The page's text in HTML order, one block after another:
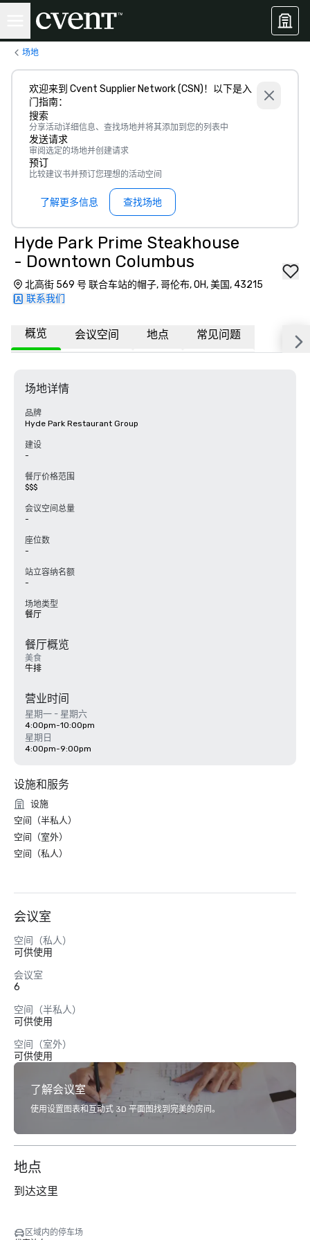
场地
欢迎来到 Cvent Supplier Network (CSN)！以下是入
门指南：
搜索
分享活动详细信息、查找场地并将其添加到您的列表中
发送请求
审阅选定的场地并创建请求
预订
比较建议书并预订您理想的活动空间
了解更多信息 查找场地
Hyde Park Prime Steakhouse
- Downtown Columbus
北高街 569 号 联合车站的帽子, 哥伦布, OH, 美国, 43215
联系我们
概览 会议空间 地点 常见问题
场地详情
品牌
Hyde Park Restaurant Group
建设
-
餐厅价格范围
$$$
会议空间总量
-
座位数
-
站立容纳名额
-
场地类型
餐厅
餐厅概览
美食
牛排
营业时间
星期一 - 星期六
4:00pm-10:00pm
星期日
4:00pm-9:00pm
设施和服务
设施
空间（半私人）
空间（室外）
空间（私人）
会议室
空间（私人）
可供使用
会议室
6
空间（半私人）
可供使用
空间（室外）
可供使用
了解会议室
使用设置图表和互动式 3D 平面图找到完美的房间。
地点
到达这里
区域内的停车场